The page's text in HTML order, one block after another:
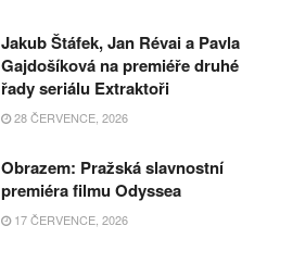
Jakub Štáfek, Jan Révai a Pavla
Gajdošíková na premiéře druhé
řady seriálu Extraktoři
28 ČERVENCE, 2026
Obrazem: Pražská slavnostní
premiéra filmu Odyssea
17 ČERVENCE, 2026